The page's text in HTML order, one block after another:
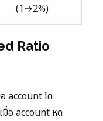
(1→2%)
Ratio
account โต
อ account หด